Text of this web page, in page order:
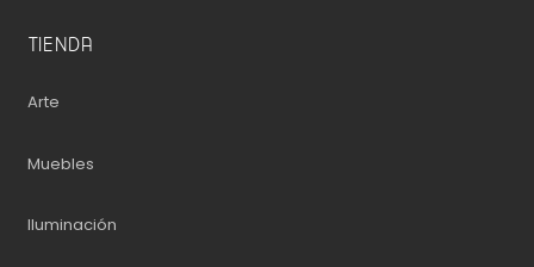
TIENDA
Arte
Muebles
Iluminación